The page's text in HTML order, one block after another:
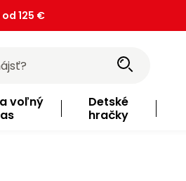
125 €
voľný
Detské
hračky